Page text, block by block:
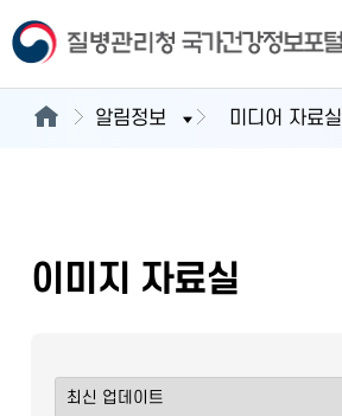
알림정보 미디어 자료실
이미지 자료실